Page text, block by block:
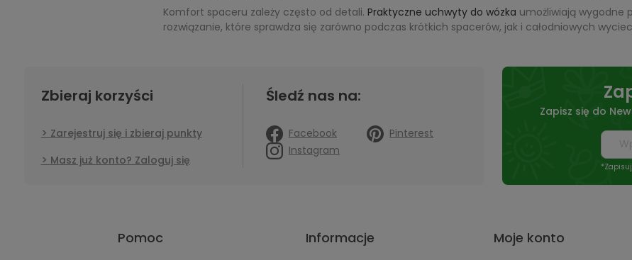
Komfort spaceru zależy często od detali. Praktyczne uchwyty do wózka umożliwiają wygodne
rozwiązanie, które sprawdza się zarówno podczas krótkich spacerów, jak i całodniowych
Zbieraj korzyści
Zarejestruj się i zbieraj punkty
Masz już konto? Zaloguj się
Śledź nas na:
Facebook
Pinterest
Instagram
Zapisz się do
Pomoc Informacje Moje konto